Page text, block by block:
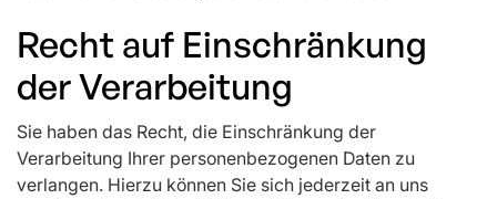
Recht auf Einschränkung
der Verarbeitung
Sie haben das Recht, die Einschränkung der
Verarbeitung Ihrer personenbezogenen Daten zu
verlangen. Hierzu können Sie sich jederzeit an uns